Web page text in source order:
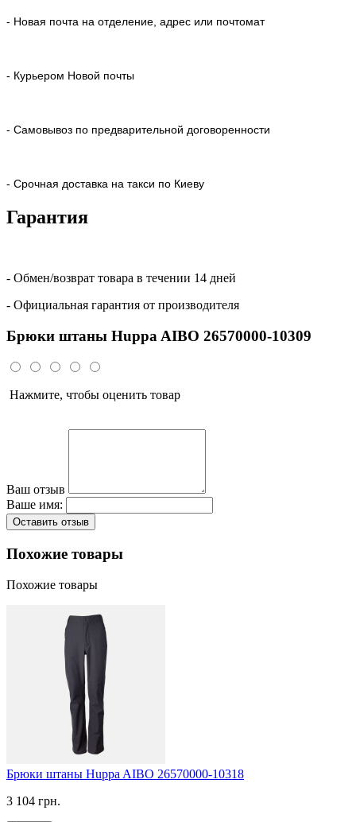
- Новая почта на отделение, адрес или почтомат
- Курьером Новой почты
- Самовывоз по предварительной договоренности
- Срочная доставка на такси по Киеву
Гарантия
- Обмен/возврат товара в течении 14 дней
- Официальная гарантия от производителя
Брюки штаны Huppa AIBO 26570000-10309
Нажмите, чтобы оценить товар
Ваш отзыв
Ваше имя:
Оставить отзыв
Похожие товары
Похожие товары
Брюки штаны Huppa AIBO 26570000-10318
3 104 грн.